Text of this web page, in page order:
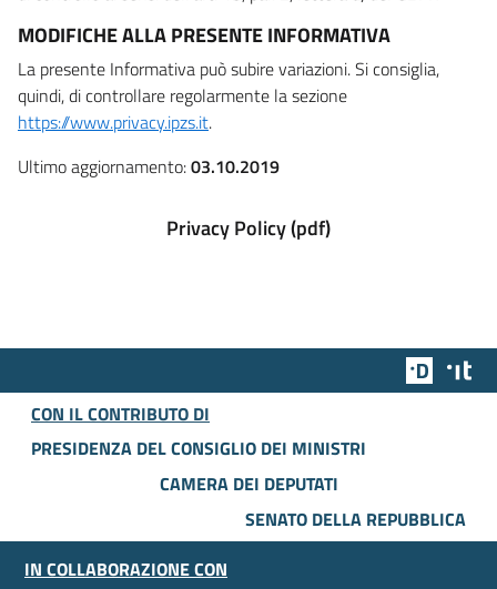
MODIFICHE ALLA PRESENTE INFORMATIVA
La presente Informativa può subire variazioni. Si consiglia,
quindi, di controllare regolarmente la sezione
https://www.privacy.ipzs.it.
Ultimo aggiornamento:03.10.2019
Privacy Policy (pdf)
Team
CON IL CONTRIBUTO DI
PRESIDENZA DEL CONSIGLIO DEI MINISTRI
CAMERA DEI DEPUTATI
SENATO DELLA REPUBBLICA
IN COLLABORAZIONE CON